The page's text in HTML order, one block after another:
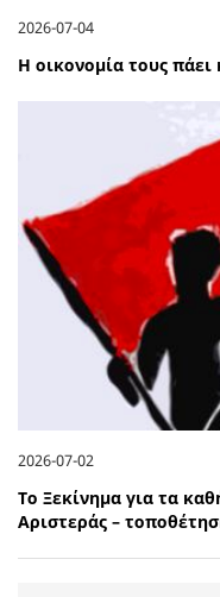
2026-07-04
Η οικονομία τους
2026-07-02
Το Ξεκίνημα για τα
Αριστεράς –